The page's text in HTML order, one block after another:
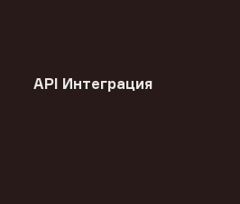
API Интеграция